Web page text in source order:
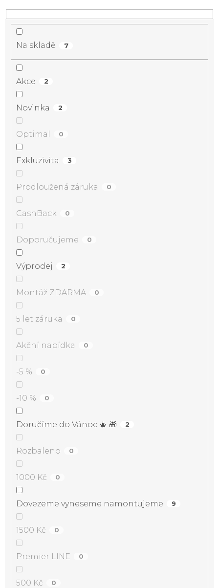
Na skladě 7
Akce 2
Novinka 2
Optimal 0
Exkluzivita 3
Prodloužená záruka 0
CashBack 0
Doporučujeme 0
Výprodej 2
Montáž ZDARMA 0
5 let záruka 0
Akční nabídka 0
-5 % 0
-10 % 0
Doručíme do Vánoc 🎄 🎁 2
Rozbaleno 0
1000 Kč 0
Dovezeme vyneseme namontujeme 9
1500 Kč 0
Premier LINE 0
500 Kč 0